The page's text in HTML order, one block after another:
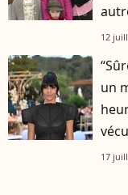
12
un
17